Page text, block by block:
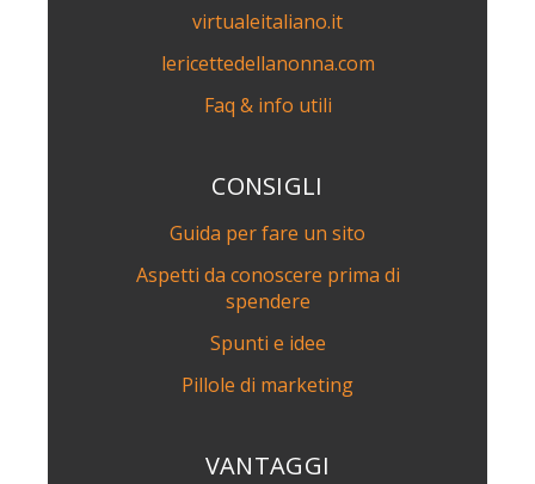
virtualeitaliano.it
lericettedellanonna.com
Faq & info utili
CONSIGLI
Guida per fare un sito
Aspetti da conoscere prima di
spendere
Spunti e idee
Pillole di marketing
VANTAGGI